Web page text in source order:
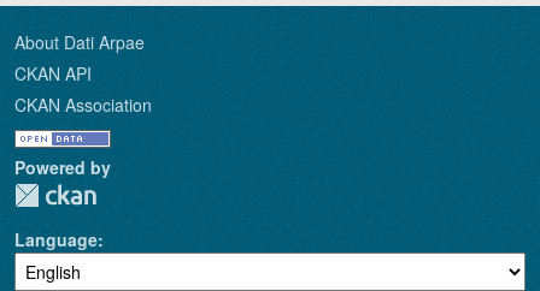
About Dati Arpae
CKAN API
CKAN Association
Powered by
Language